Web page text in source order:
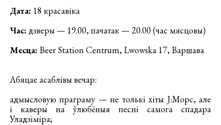
Дата: 18 красавіка
Час: дзверы — 19.00, пачатак — 20.00 (час мясцовы)
Месца: Beer Station Centrum, Lwowska 17, Варшава
Абяцае асаблівы вечар:
адмысловую праграму — не толькі хіты J:Морс, але
і каверы на ўлюбёныя песні самога спадара
Уладзіміра;